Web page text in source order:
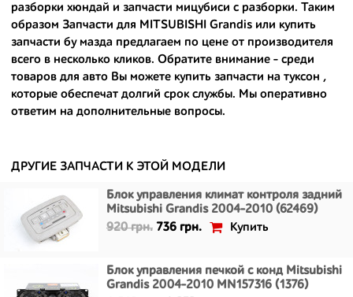
Ведь наши запчасти:
- доступные по цене;
- сняты только с автомобилей, которые ездили по превосходным
европейским и японским дорогам;
- имеют большой запас прочности и невыробатанный ресурс, и
разборки хюндай и запчасти мицубиси с разборки. Таким
образом Запчасти для MITSUBISHI Grandis или купить
запчасти бу мазда предлагаем по цене от производителя
всего в несколько кликов. Обратите внимание - среди
товаров для авто Вы можете купить запчасти на туксон ,
которые обеспечат долгий срок службы. Мы оперативно
ответим на дополнительные вопросы.
ДРУГИЕ ЗАПЧАСТИ К ЭТОЙ МОДЕЛИ
Блок управления климат контроля задний
Mitsubishi Grandis 2004-2010 (62469)
920 грн. 736 грн. Купить
Блок управления печкой с конд Mitsubishi
Grandis 2004-2010 MN157316 (1376)